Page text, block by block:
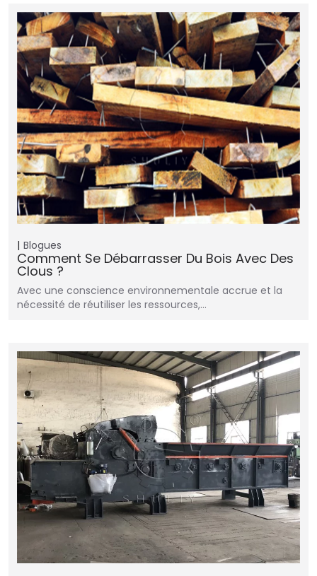
Blogues
Comment Se Débarrasser Du Bois Avec Des
Clous ?
Avec une conscience environnementale accrue et la
nécessité de réutiliser les ressources,…